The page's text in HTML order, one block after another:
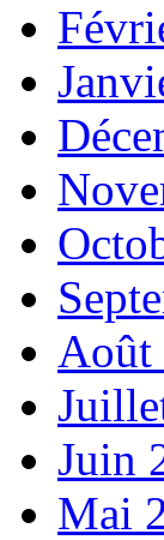
Août
Juin
Mai